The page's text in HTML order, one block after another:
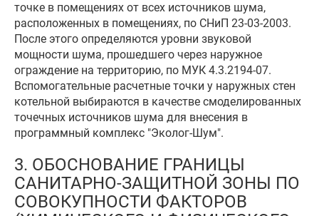
точке в помещениях от всех источников шума,
расположенных в помещениях, по СНиП 23-03-2003.
После этого определяются уровни звуковой
мощности шума, прошедшего через наружное
ограждение на территорию, по МУК 4.3.2194-07.
Вспомогательные расчетные точки у наружных стен
котельной выбираются в качестве смоделированных
точечных источников шума для внесения в
программный комплекс "Эколог-Шум".
3. ОБОСНОВАНИЕ ГРАНИЦЫ
САНИТАРНО-ЗАЩИТНОЙ ЗОНЫ ПО
СОВОКУПНОСТИ ФАКТОРОВ